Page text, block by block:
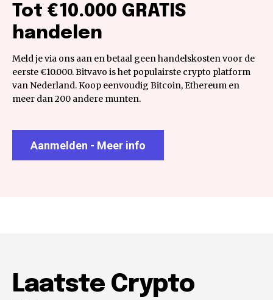
Tot €10.000 GRATIS
handelen
Meld je via ons aan en betaal geen handelskosten voor de
eerste €10.000. Bitvavo is het populairste crypto platform
van Nederland. Koop eenvoudig Bitcoin, Ethereum en
meer dan 200 andere munten.
Aanmelden - Meer info
Laatste Crypto